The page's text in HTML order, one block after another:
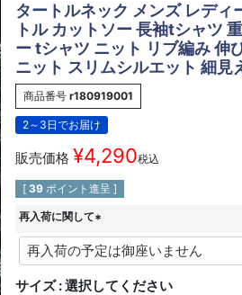
タートルネック メンズ レディ
トル カットソー 長袖tシャツ
ー tシャツ ニット リブ編み 伸
ニット スリムシルエット 細見
商品番号 r180919001
2～3日でお届け
販売価格 ¥4,290税込
[ 39 ポイント進呈 ]
再入荷に関して
(
必
須
)
サイズ 選択してください